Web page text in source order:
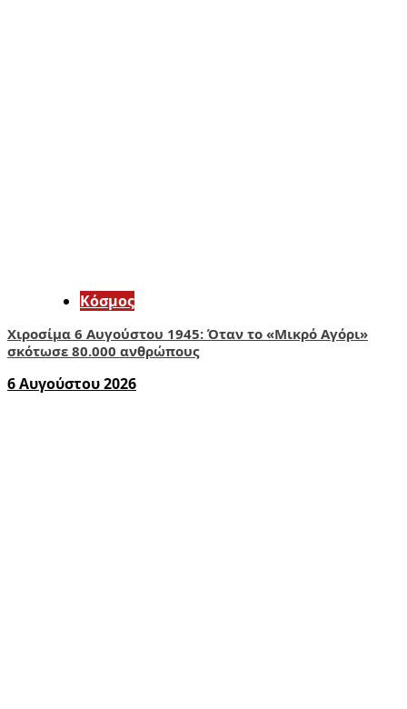
Κόσμος
Χιροσίμα 6 Αυγούστου 1945: Όταν το «Μικρό Αγόρι»
σκότωσε 80.000 ανθρώπους
6 Αυγούστου 2026